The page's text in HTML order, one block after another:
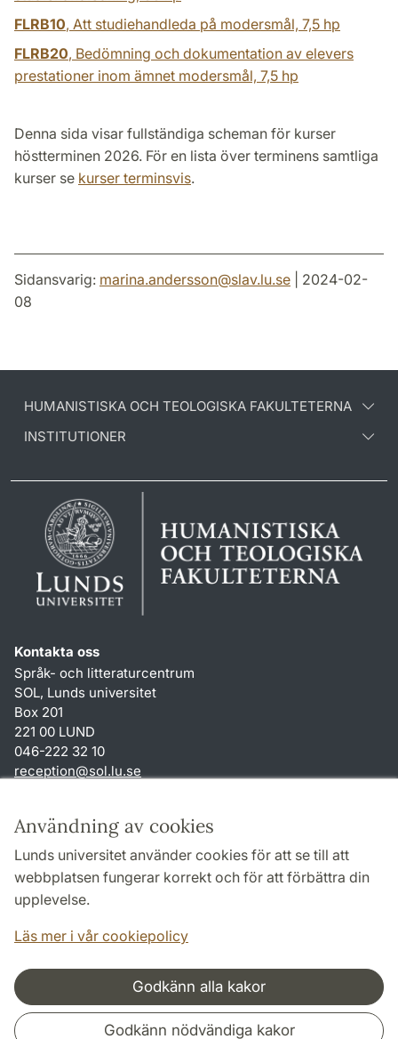
Användning av cookies
Lunds universitet använder cookies för att se till att
webbplatsen fungerar korrekt och för att förbättra din
upplevelse.
Läs mer i vår cookiepolicy
Godkänn alla kakor
Godkänn nödvändiga kakor
FLRB10, Att studiehandleda på modersmål, 7,5 hp
FLRB20, Bedömning och dokumentation av elevers
prestationer inom ämnet modersmål, 7,5 hp
Denna sida visar fullständiga scheman för kurser
höstterminen 2026. För en lista över terminens samtliga
kurser se kurser terminsvis.
Sidansvarig: marina.andersson@slav.lu.se | 2024-02-
08
HUMANISTISKA OCH TEOLOGISKA FAKULTETERNA
INSTITUTIONER
Kontakta oss
Språk- och litteraturcentrum
SOL, Lunds universitet
Box 201
221 00 LUND
046-222 32 10
reception@sol.lu.se
Genvägar
Om webbplatsen och cookies
Behandling av personuppgifter
Tillgänglighetsredogörelse
Samarbeten och nätverk